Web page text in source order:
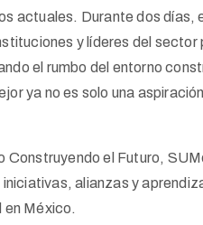
actuales. Durante dos días,
y líderes del sector
el rumbo del entorno
ya no es solo una
Construyendo el Futuro,
alianzas y
en México.